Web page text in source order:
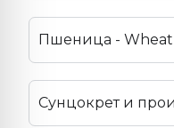
Пшеница - Wheat
Сунцокрет и